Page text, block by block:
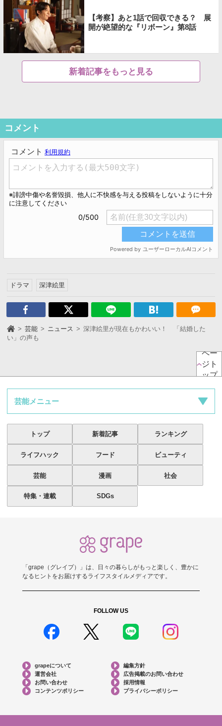
【考察】あと1話で回収できる？ 展
開が絶望的な『リボーン』第8話
新着記事をもっと見る
コメント
ドラマ 深津絵里
芸能 ニュース
深津絵里が現在もかわいい！ 「結婚した
い」の声も
ペー
ジト
ップ
芸能メニュー
トップ 新着記事 ランキング
ライフハック フード ビューティ
芸能 漫画 社会
特集・連載 SDGs
「grape（グレイプ）」は、日々の暮らしがもっと楽しく、豊かに
なるヒントをお届けするライフスタイルメディアです。
FOLLOW US
grapeについて
編集方針
運営会社
広告掲載のお問い合わせ
お問い合わせ
採用情報
コンテンツポリシー
プライバシーポリシー